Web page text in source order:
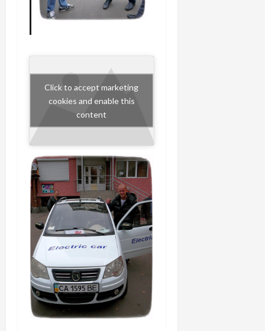
Click to accept marketing
cookies and enable this
content